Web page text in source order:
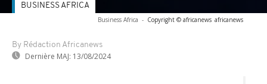
Business Africa - Copyright © africanews africanews
By Rédaction Africanews
Dernière MAJ: 13/08/2024
BUSINESS AFRICA